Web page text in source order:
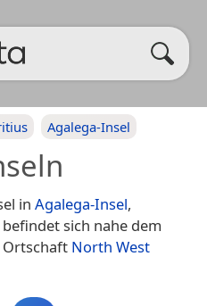
Agalega-Insel
in Agalega-Insel,
sich nahe dem
North West